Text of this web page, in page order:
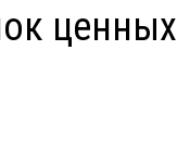
ценных